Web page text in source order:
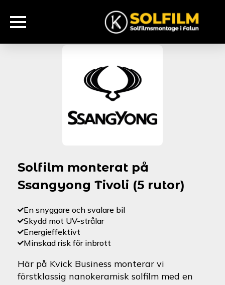
Solfilm monterat på
Ssangyong Tivoli (5 rutor)
En snyggare och svalare bil
Skydd mot UV-strålar
Energieffektivt
Minskad risk för inbrott
Här på Kvick Business monterar vi
förstklassig nanokeramisk solfilm med en